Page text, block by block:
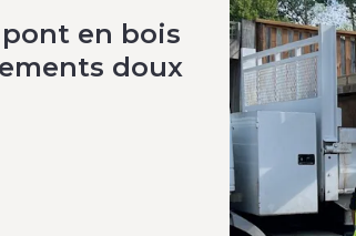
en bois
doux